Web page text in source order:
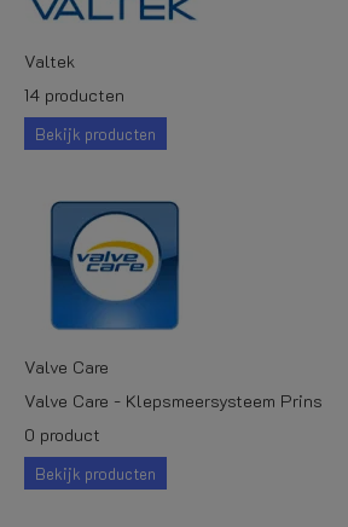
Valtek
14 producten
Bekijk producten
Valve Care
Valve Care - Klepsmeersysteem Prins
0 product
Bekijk producten